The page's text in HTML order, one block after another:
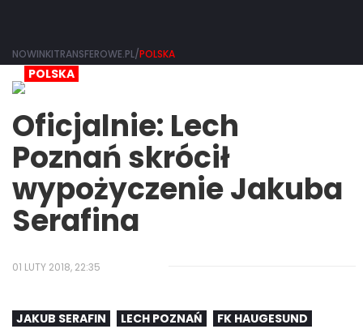
NOWINKITRANSFEROWE.PL/POLSKA
POLSKA
Oficjalnie: Lech
Poznań skrócił
wypożyczenie Jakuba
Serafina
01 LUTY 2018, 22:35
JAKUB SERAFIN LECH POZNAŃ
FK HAUGESUND